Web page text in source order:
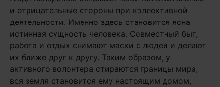
и отрицательные стороны при коллективной
деятельности. Именно здесь становится ясна
истинная сущность человека. Совместный быт,
работа и отдых снимают маски с людей и делают
их ближе друг к другу. Таким образом, у
активного волонтера стираются границы мира,
вся земля становится ему настоящим домом,